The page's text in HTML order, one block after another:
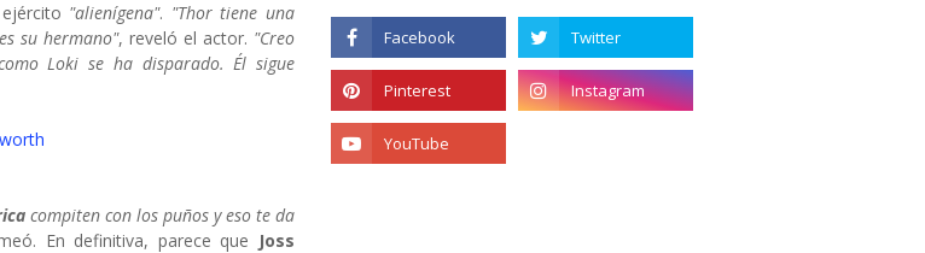
"alienígena". "Thor tiene una
su hermano", reveló el actor. "Creo
Loki se ha disparado. Él sigue
compiten con los puños y eso te da
En definitiva, parece que Joss